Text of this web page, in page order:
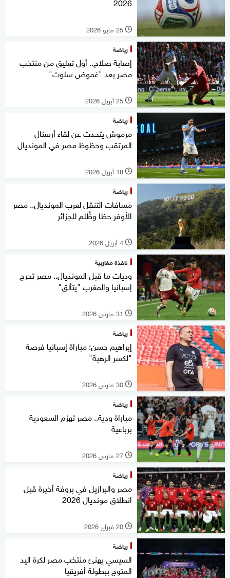
l 25 مايو 2026
رياضة
إصابة صلاح.. أول تعليق من منتخب
مصر بعد "غموض سلوت"
l 25 أبريل 2026
رياضة
مرموش يتحدث عن لقاء أرسنال
المرتقب وحظوظ مصر في المونديال
l 18 أبريل 2026
رياضة
مسافات التنقل لعرب المونديال.. مصر
الأوفر حظا وظُلم للجزائر
l 4 أبريل 2026
نافذة مغاربية
وديات ما قبل المونديال.. مصر تحرج
إسبانيا والمغرب "يتألق"
l 31 مارس 2026
رياضة
إبراهيم حسن: مباراة إسبانيا فرصة
"لكسر الرهبة"
l 30 مارس 2026
رياضة
مباراة ودية.. مصر تهزم السعودية
برباعية
l 27 مارس 2026
رياضة
مصر والبرازيل في بروفة أخيرة قبل
انطلاق مونديال 2026
l 20 فبراير 2026
رياضة
السيسي يهنئ منتخب مصر لكرة اليد
المتوج ببطولة أفريقيا